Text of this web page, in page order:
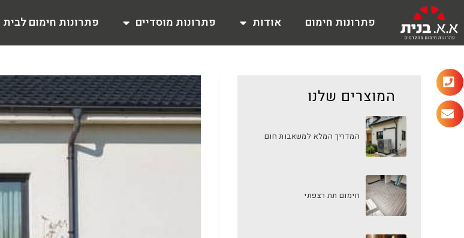
פתרונות חימום אודות פתרונות מוסדיים פתרונות חימום לבית
המוצרים שלנו
המדריך המלא למשאבות חום
חימום תת רצפתי